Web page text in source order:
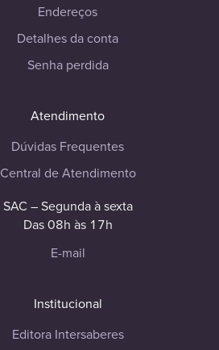
Endereços
Detalhes da conta
Senha perdida
Atendimento
Dúvidas Frequentes
Central de Atendimento
SAC – Segunda à sexta
Das 08h às 17h
E-mail
Institucional
Editora Intersaberes